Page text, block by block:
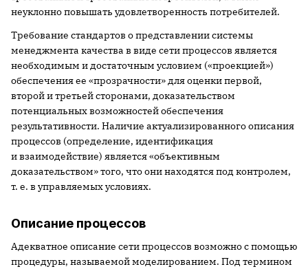
неуклонно повышать удовлетворенность потребителей.
Требование стандартов о представлении системы
менеджмента качества в виде сети процессов является
необходимым и достаточным условием («проекцией»)
обеспечения ее «прозрачности» для оценки первой,
второй и третьей сторонами, доказательством
потенциальных возможностей обеспечения
результативности. Наличие актуализированного описания
процессов (определение, идентификация
и взаимодействие) является «объективным
доказательством» того, что они находятся под контролем,
т. е. в управляемых условиях.
Описание процессов
Адекватное описание сети процессов возможно с помощью
процедуры, называемой моделированием. Под термином